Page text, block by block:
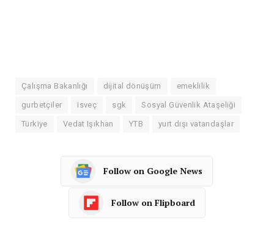
Çalışma Bakanlığı dijital dönüşüm emeklilik
gurbetçiler isveç sgk Sosyal Güvenlik Ataşeliği
Türkiye Vedat Işıkhan YTB yurt dışı vatandaşlar
Follow on Google News
Follow on Flipboard